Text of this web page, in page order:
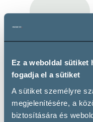
Ez a weboldal sütiket
fogadja el a sütiket
A sütiket személyre
megjelenítésére, a
biztosítására és
WiFi